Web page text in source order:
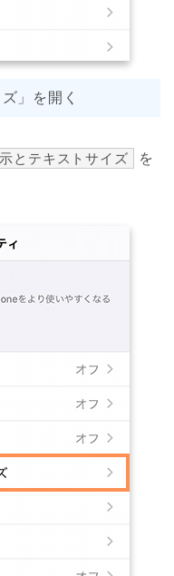
」を開く
とテキストサイズ
を